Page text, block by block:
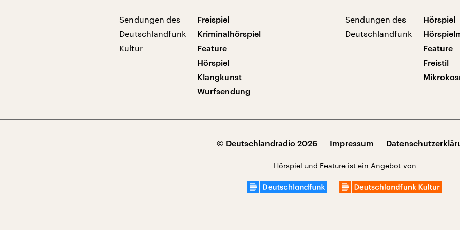
Sendungen des
Deutschlandfunk
Kultur
Freispiel
Kriminalhörspiel
Feature
Hörspiel
Klangkunst
Wurfsendung
Sendungen des
Deutschlandfunk
Hörspiel
Feature
Freistil
© Deutschlandradio 2026 Impressum
Hörspiel und Feature ist ein Angebot von